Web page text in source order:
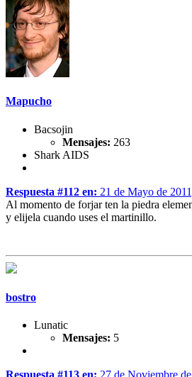
Mapucho
Bacsojin
Mensajes: 263
Shark AIDS
Respuesta #112 en: 21 de Mayo de
Al momento de forjar ten la piedra
y elijela cuando uses el martinillo.
bostro
Lunatic
Mensajes: 5